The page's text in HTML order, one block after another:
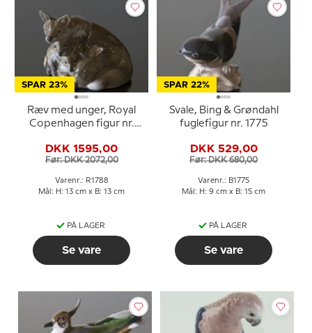
SPAR 23%
Ræv med unger, Royal
Copenhagen figur nr.
DKK 1595,00
Før: DKK 2072,00
Varenr.: R1788
Mål: H: 13 cm x B: 13 cm
PÅ LAGER
Se vare
SPAR 22%
Svale, Bing & Grøndahl
fuglefigur nr. 1775
DKK 529,00
Før: DKK 680,00
Varenr.: B1775
Mål: H: 9 cm x B: 15 cm
PÅ LAGER
Se vare